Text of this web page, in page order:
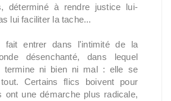
déterminé à rendre justice lui-
lui faciliter la tache...
entrer dans l'intimité de la
désenchanté, dans lequel
termine ni bien ni mal : elle se
Certains flics boivent pour
ont une démarche plus radicale,